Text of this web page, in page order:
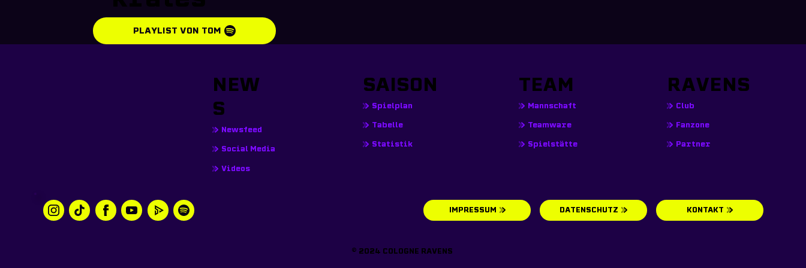
PLAYLIST VON TOM
© 2024 COLOGNE RAVENS
NEW
S
Newsfeed
Social Media
Videos
SAISON
Spielplan
Tabelle
Statistik
TEAM
Mannschaft
Teamware
Spielstätte
RAVENS
Club
Fanzone
Partner
IMPRESSUM DATENSCHUTZ KONTAKT